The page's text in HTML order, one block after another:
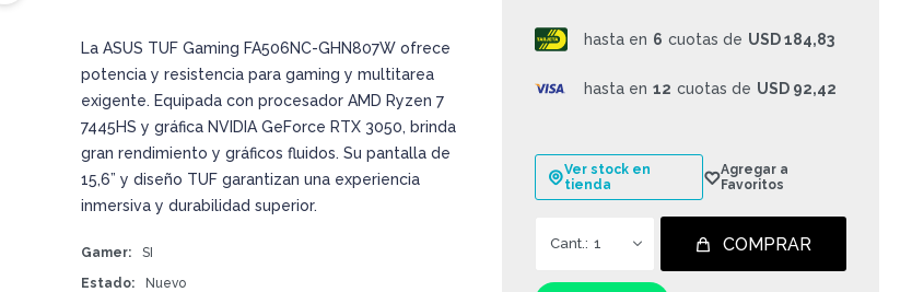
La ASUS TUF Gaming FA506NC-GHN807W ofrece
potencia y resistencia para gaming y multitarea
exigente. Equipada con procesador AMD Ryzen 7
7445HS y gráfica NVIDIA GeForce RTX 3050, brinda
gran rendimiento y gráficos fluidos. Su pantalla de
15,6” y diseño TUF garantizan una experiencia
inmersiva y durabilidad superior.
Gamer
SI
Estado
Nuevo
hasta en 6 cuotas de USD 184,83
hasta en 12 cuotas de USD 92,42
Ver stock en
tienda
1 COMPRAR